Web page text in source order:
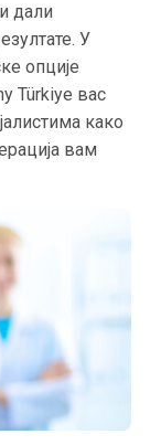
дали
У
опције
Türkiye вас
како
вам